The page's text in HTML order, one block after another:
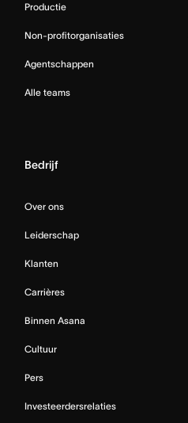
Productie
Non-profitorganisaties
Agentschappen
Alle teams
Bedrijf
Over ons
Leiderschap
Klanten
Carrières
Binnen Asana
Cultuur
Pers
Investeerdersrelaties